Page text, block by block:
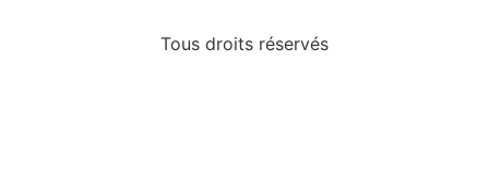
Tous droits réservés